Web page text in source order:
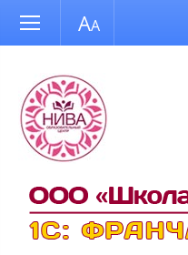
Размер шрифта